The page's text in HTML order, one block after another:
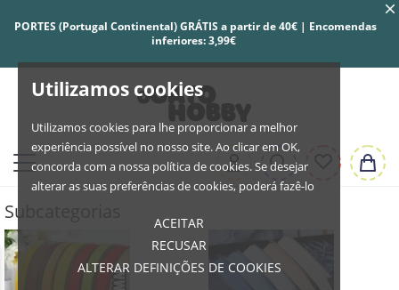
Utilizamos cookies
Utilizamos cookies para lhe proporcionar a melhor
experiência possível no nosso site. Ao clicar em OK,
concorda com a nossa política de cookies. Se desejar
alterar as suas preferências de cookies, poderá fazê-lo
ACEITAR
RECUSAR
ALTERAR DEFINIÇÕES DE COOKIES
PORTES (Portugal Continental) GRÁTIS a partir de 40€ | Encomendas
inferiores: 3,99€
Subcategorias